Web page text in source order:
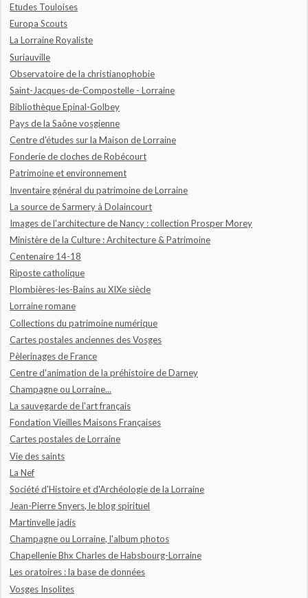
Etudes Touloises
Europa Scouts
La Lorraine Royaliste
Suriauville
Observatoire de la christianophobie
Saint-Jacques-de-Compostelle - Lorraine
Bibliothèque Epinal-Golbey
Pays de la Saône vosgienne
Centre d'études sur la Maison de Lorraine
Fonderie de cloches de Robécourt
Patrimoine et environnement
Inventaire général du patrimoine de Lorraine
La source de Sarmery à Dolaincourt
Images de l'architecture de Nancy : collection Prosper Morey
Ministère de la Culture : Architecture & Patrimoine
Centenaire 14-18
Riposte catholique
Plombières-les-Bains au XIXe siècle
Lorraine romane
Collections du patrimoine numérique
Cartes postales anciennes des Vosges
Pèlerinages de France
Centre d'animation de la préhistoire de Darney
Champagne ou Lorraine...
La sauvegarde de l'art français
Fondation Vieilles Maisons Françaises
Cartes postales de Lorraine
Vie des saints
La Nef
Société d'Histoire et d'Archéologie de la Lorraine
Jean-Pierre Snyers, le blog spirituel
Martinvelle jadis
Champagne ou Lorraine, l'album photos
Chapellenie Bhx Charles de Habsbourg-Lorraine
Les oratoires : la base de données
Vosges Insolites